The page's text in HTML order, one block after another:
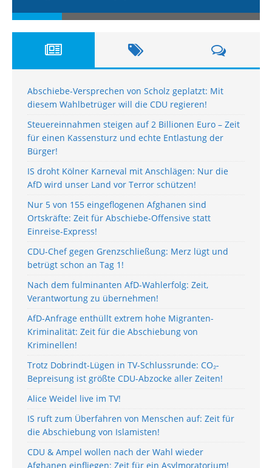
Abschiebe-Versprechen von Scholz geplatzt: Mit
diesem Wahlbetrüger will die CDU regieren!
Steuereinnahmen steigen auf 2 Billionen Euro – Zeit
für einen Kassensturz und echte Entlastung der
Bürger!
IS droht Kölner Karneval mit Anschlägen: Nur die
AfD wird unser Land vor Terror schützen!
Nur 5 von 155 eingeflogenen Afghanen sind
Ortskräfte: Zeit für Abschiebe-Offensive statt
Einreise-Express!
CDU-Chef gegen Grenzschließung: Merz lügt und
betrügt schon an Tag 1!
Nach dem fulminanten AfD-Wahlerfolg: Zeit,
Verantwortung zu übernehmen!
AfD-Anfrage enthüllt extrem hohe Migranten-
Kriminalität: Zeit für die Abschiebung von
Kriminellen!
Trotz Dobrindt-Lügen in TV-Schlussrunde: CO₂-
Bepreisung ist größte CDU-Abzocke aller Zeiten!
Alice Weidel live im TV!
IS ruft zum Überfahren von Menschen auf: Zeit für
die Abschiebung von Islamisten!
CDU & Ampel wollen nach der Wahl wieder
Afghanen einfliegen: Zeit für ein Asylmoratorium!